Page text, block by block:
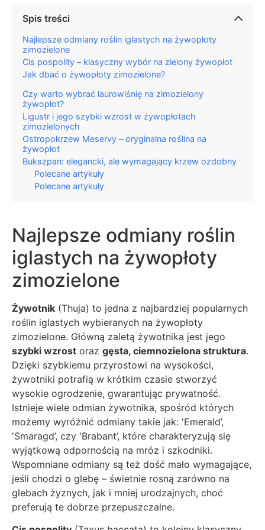
Spis treści
Najlepsze odmiany roślin iglastych na żywopłoty
zimozielone
Cis pospolity – klasyczny wybór na zielony żywopłot
Jak dbać o żywopłoty zimozielone?
Czy warto wybrać laurowiśnię na zimozielony
żywopłot?
Ligustr i jego szybki wzrost w żywopłotach
zimozielonych
Ostropokrzew Meservy – oryginalna roślina na
żywopłot
Bukszpan: elegancki, ale wymagający krzew ozdobny
Polecane artykuły
Polecane artykuły
Najlepsze odmiany roślin
iglastych na żywopłoty
zimozielone
Żywotnik (Thuja) to jedna z najbardziej popularnych
roślin iglastych wybieranych na żywopłoty
zimozielone. Główną zaletą żywotnika jest jego
szybki wzrost oraz gęsta, ciemnozielona struktura.
Dzięki szybkiemu przyrostowi na wysokości,
żywotniki potrafią w krótkim czasie stworzyć
wysokie ogrodzenie, gwarantując prywatność.
Istnieje wiele odmian żywotnika, spośród których
możemy wyróżnić odmiany takie jak: 'Emerald’,
'Smaragd’, czy 'Brabant’, które charakteryzują się
wyjątkową odpornością na mróz i szkodniki.
Wspomniane odmiany są też dość mało wymagające,
jeśli chodzi o glebę – świetnie rosną zarówno na
glebach żyznych, jak i mniej urodzajnych, choć
preferują te dobrze przepuszczalne.